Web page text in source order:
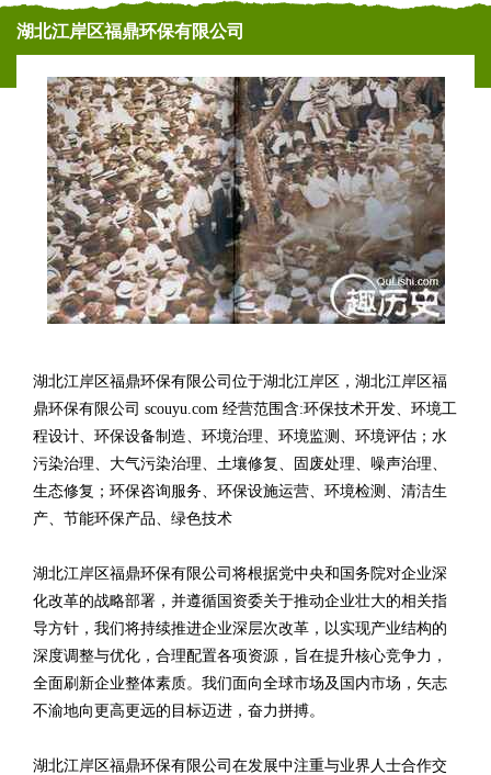
湖北江岸区福鼎环保有限公司
湖北江岸区福鼎环保有限公司位于湖北江岸区，湖北江岸区福
鼎环保有限公司 scouyu.com 经营范围含:环保技术开发、环境工
程设计、环保设备制造、环境治理、环境监测、环境评估；水
污染治理、大气污染治理、土壤修复、固废处理、噪声治理、
生态修复；环保咨询服务、环保设施运营、环境检测、清洁生
产、节能环保产品、绿色技术
湖北江岸区福鼎环保有限公司将根据党中央和国务院对企业深
化改革的战略部署，并遵循国资委关于推动企业壮大的相关指
导方针，我们将持续推进企业深层次改革，以实现产业结构的
深度调整与优化，合理配置各项资源，旨在提升核心竞争力，
全面刷新企业整体素质。我们面向全球市场及国内市场，矢志
不渝地向更高更远的目标迈进，奋力拼搏。
湖北江岸区福鼎环保有限公司在发展中注重与业界人士合作交